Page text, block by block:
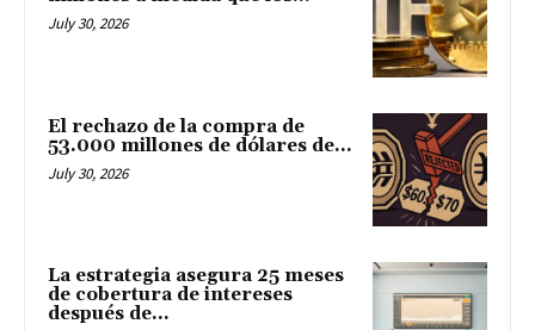
July 30, 2026
El rechazo de la compra de
53.000 millones de dólares de...
July 30, 2026
La estrategia asegura 25 meses
de cobertura de intereses
después de...